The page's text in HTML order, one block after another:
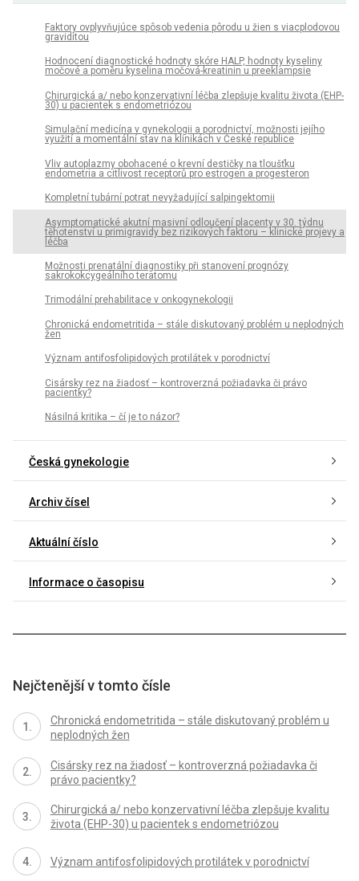
Faktory ovplyvňujúce spôsob vedenia pôrodu u žien s viacplodovou
graviditou
Hodnocení diagnostické hodnoty skóre HALP, hodnoty kyseliny
močové a poměru kyselina močová-kreatinin u preeklampsie
Chirurgická a/ nebo konzervativní léčba zlepšuje kvalitu života (EHP-
30) u pacientek s endometriózou
Simulační medicína v gynekologii a porodnictví, možnosti jejího
využití a momentální stav na klinikách v České republice
Vliv autoplazmy obohacené o krevní destičky na tloušťku
endometria a citlivost receptorů pro estrogen a progesteron
Kompletní tubární potrat nevyžadující salpingektomii
Asymptomatické akutní masivní odloučení placenty v 30. týdnu
těhotenství u primigravidy bez rizikových faktoru – klinické projevy a
léčba
Možnosti prenatální diagnostiky při stanovení prognózy
sakrokokcygeálního teratomu
Trimodální prehabilitace v onkogynekologii
Chronická endometritida – stále diskutovaný problém u neplodných
žen
Význam antifosfolipidových protilátek v porodnictví
Cisársky rez na žiadosť – kontroverzná požiadavka či právo
pacientky?
Násilná kritika – čí je to názor?
Česká gynekologie
Archiv čísel
Aktuální číslo
Informace o časopisu
Nejčtenější v tomto čísle
Chronická endometritida – stále diskutovaný problém u
neplodných žen
Cisársky rez na žiadosť – kontroverzná požiadavka či
právo pacientky?
Chirurgická a/ nebo konzervativní léčba zlepšuje kvalitu
života (EHP-30) u pacientek s endometriózou
Význam antifosfolipidových protilátek v porodnictví